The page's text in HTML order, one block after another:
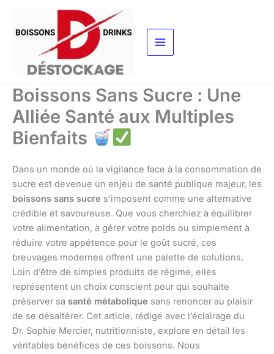
contenu
Boissons Sans Sucre : Une
Alliée Santé aux Multiples
Bienfaits
Dans un monde où la vigilance face à la consommation de
sucre est devenue un enjeu de santé publique majeur, les
boissons sans sucre s’imposent comme une alternative
crédible et savoureuse. Que vous cherchiez à équilibrer
votre alimentation, à gérer votre poids ou simplement à
réduire votre appétence pour le goût sucré, ces
breuvages modernes offrent une palette de solutions.
Loin d’être de simples produits de régime, elles
représentent un choix conscient pour qui souhaite
préserver sa santé métabolique sans renoncer au plaisir
de se désaltérer. Cet article, rédigé avec l’éclairage du
Dr. Sophie Mercier, nutritionniste, explore en détail les
véritables bénéfices de ces boissons. Nous